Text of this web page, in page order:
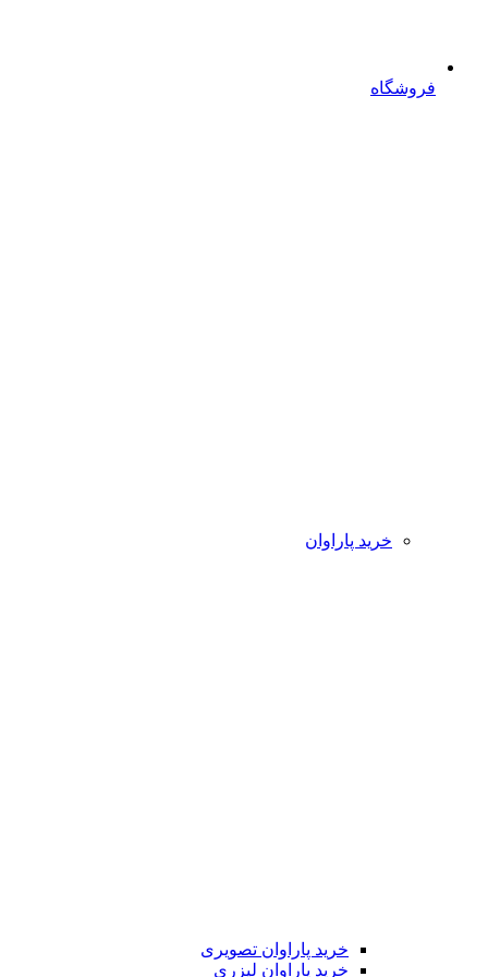
فروشگاه
خرید پاراوان
خرید پاراوان تصویری
خرید پاراوان لیزری